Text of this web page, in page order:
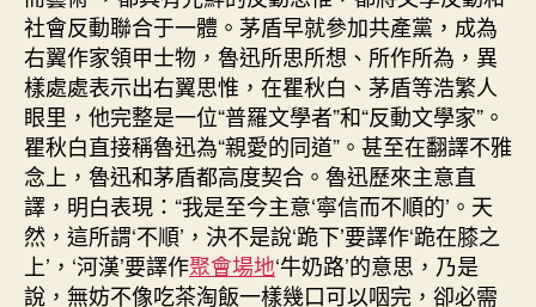
社會反動聯合于一體。茅盾早就參加共產黨，成為
右翼作家領甲士物，魯迅所思所想、所作所為，異
樣處處表示出右翼思惟，在瞿秋白、茅盾等浩繁人
眼里，他完整是一位“普羅文學者”和“反動文學家”。
瞿秋白直接稱魯迅為“親愛的同道”。甚至在翻譯不雅
念上，魯迅和茅盾都高度契合。魯迅歷來主意直
譯，明白表現：“我是至今主意‘寧信而不順的’。天
然，這所謂‘不順’，決不是說‘跪下’要譯作‘跪在膝之
上’，‘河漢’要譯作聚會場地‘牛奶路’的意思，乃是
說，無妨不像吃茶淘飯一樣幾口可以咽完，卻必需